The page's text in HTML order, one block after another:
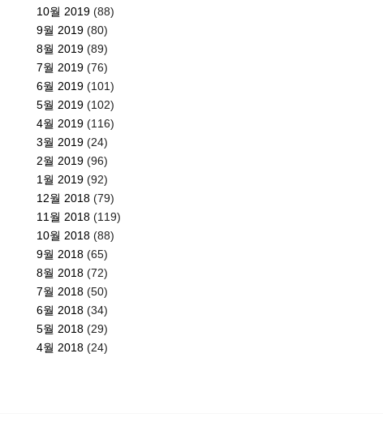
10월 2019 (88)
9월 2019 (80)
8월 2019 (89)
7월 2019 (76)
6월 2019 (101)
5월 2019 (102)
4월 2019 (116)
3월 2019 (24)
2월 2019 (96)
1월 2019 (92)
12월 2018 (79)
11월 2018 (119)
10월 2018 (88)
9월 2018 (65)
8월 2018 (72)
7월 2018 (50)
6월 2018 (34)
5월 2018 (29)
4월 2018 (24)